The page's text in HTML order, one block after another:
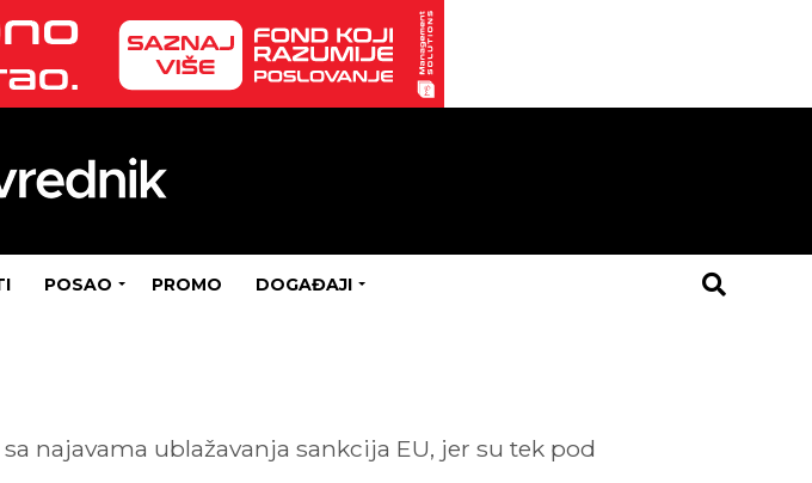
POSAO PROMO DOGAĐAJI
najavama ublažavanja sankcija EU, jer su tek pod